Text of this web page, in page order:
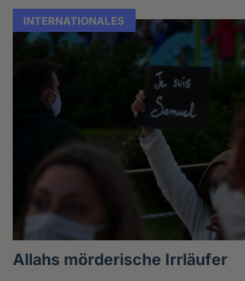
INTERNATIONALES
Allahs mörderische Irrläufer